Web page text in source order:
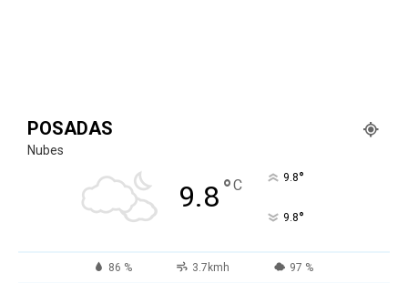
POSADAS
Nubes
9.8°C 9.8°
9.8°
86 % 3.7kmh 97 %